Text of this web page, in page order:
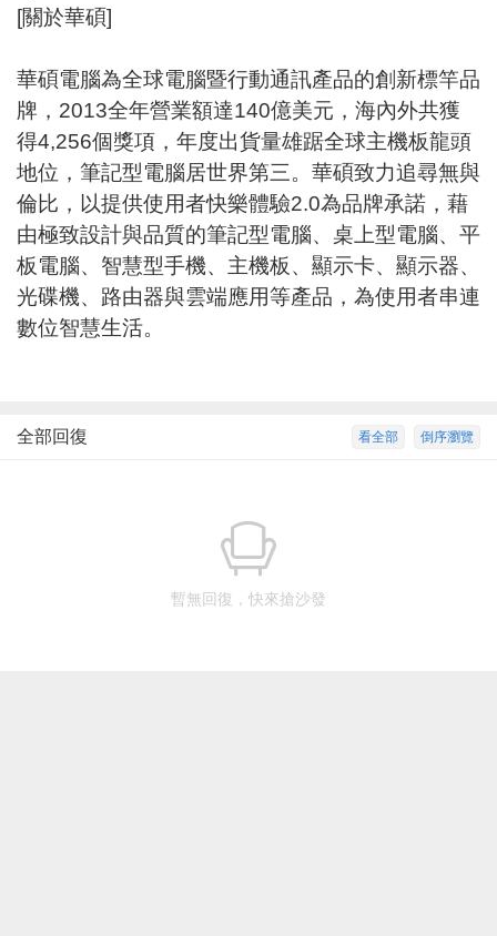
[關於華碩]
華碩電腦為全球電腦暨行動通訊產品的創新標竿品
牌，2013全年營業額達140億美元，海內外共獲
得4,256個獎項，年度出貨量雄踞全球主機板龍頭
地位，筆記型電腦居世界第三。華碩致力追尋無與
倫比，以提供使用者快樂體驗2.0為品牌承諾，藉
由極致設計與品質的筆記型電腦、桌上型電腦、平
板電腦、智慧型手機、主機板、顯示卡、顯示器、
光碟機、路由器與雲端應用等產品，為使用者串連
數位智慧生活。
倒序瀏覽
看全部
全部回復
暫無回復，快來搶沙發